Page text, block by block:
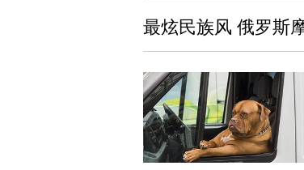
最炫民族风 俄罗斯